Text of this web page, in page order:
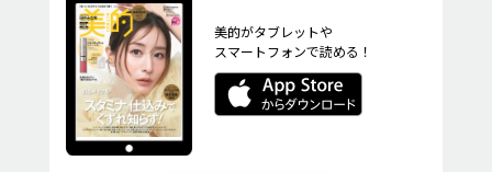
美的がタブレットや
スマートフォンで読める！